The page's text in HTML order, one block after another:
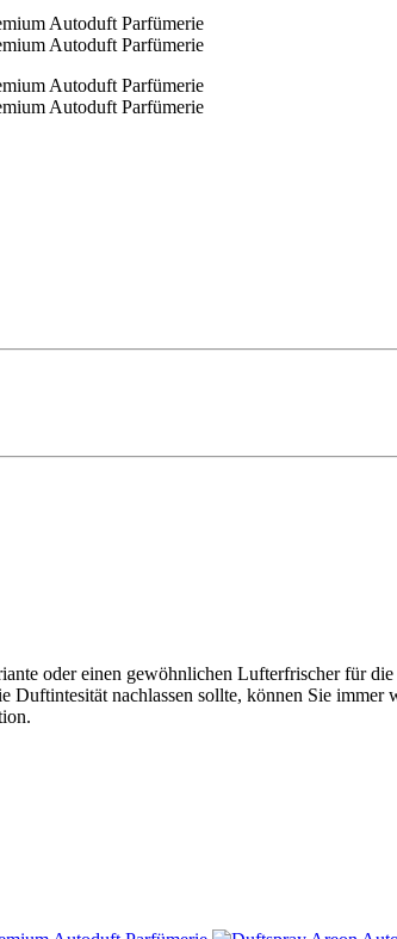
oder einen gewöhnlichen Lufterfrischer für
nachlassen sollte, können Sie